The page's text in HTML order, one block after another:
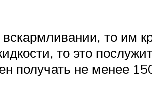
то им
то это
получать не менее